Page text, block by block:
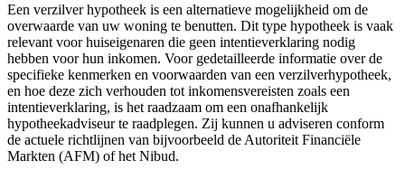
Een verzilver hypotheek is een alternatieve mogelijkheid om de
overwaarde van uw woning te benutten. Dit type hypotheek is vaak
relevant voor huiseigenaren die geen intentieverklaring nodig
hebben voor hun inkomen. Voor gedetailleerde informatie over de
specifieke kenmerken en voorwaarden van een verzilverhypotheek,
en hoe deze zich verhouden tot inkomensvereisten zoals een
intentieverklaring, is het raadzaam om een onafhankelijk
hypotheekadviseur te raadplegen. Zij kunnen u adviseren conform
de actuele richtlijnen van bijvoorbeeld de Autoriteit Financiële
Markten (AFM) of het Nibud.